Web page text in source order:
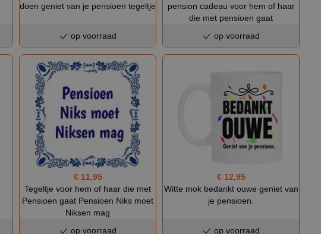
doen geniet van je pensioen tegeltje
op voorraad
pension cadeau voor hem of haar
die met pensioen gaat
op voorraad
€ 11,95
Tegeltje voor hem of haar die met
Pensioen gaat Pensioen Niks moet
Niksen mag
op voorraad
€ 12,95
Witte mok bedankt ouwe geniet van
je pensioen.
op voorraad